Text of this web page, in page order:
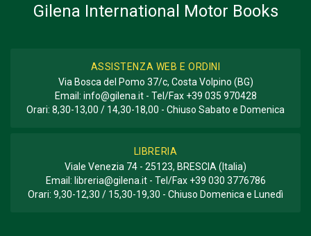
Gilena International Motor Books
ASSISTENZA WEB E ORDINI
Via Bosca del Pomo 37/c, Costa Volpino (BG)
Email: info@gilena.it- Tel/Fax +39 035 970428
Orari: 8,30-13,00 / 14,30-18,00 - Chiuso Sabato e Domenica
LIBRERIA
Viale Venezia 74 - 25123, BRESCIA (Italia)
Email: libreria@gilena.it- Tel/Fax +39 030 3776786
Orari: 9,30-12,30 / 15,30-19,30 - Chiuso Domenica e Lunedì